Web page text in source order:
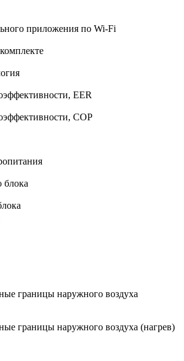
приложения по Wi-Fi
EER
COP
блока
границы наружного воздуха
границы наружного воздуха (нагрев)